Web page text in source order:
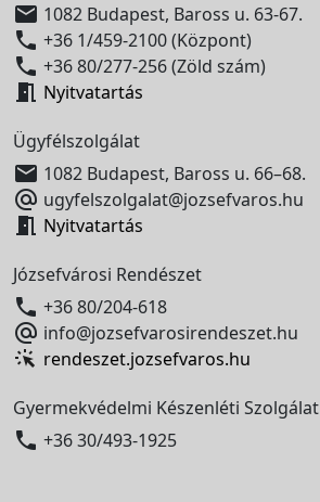
 1082 Budapest, Baross u. 63-67.
 +36 1/459-2100 (Központ)
 +36 80/277-256 (Zöld szám)
 Nyitvatartás
Ügyfélszolgálat
 1082 Budapest, Baross u. 66–68.
 ugyfelszolgalat@jozsefvaros.hu
 Nyitvatartás
Józsefvárosi Rendészet
 +36 80/204-618
 info@jozsefvarosirendeszet.hu
rendeszet.jozsefvaros.hu
Gyermekvédelmi Készenléti Szolgálat
 +36 30/493-1925